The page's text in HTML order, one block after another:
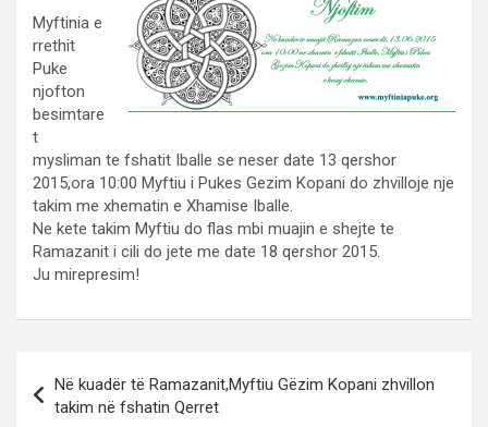
Myftinia e
rrethit
Puke
njofton
besimtare
t
mysliman te fshatit Iballe se neser date 13 qershor
2015,ora 10:00 Myftiu i Pukes Gezim Kopani do zhvilloje nje
takim me xhematin e Xhamise Iballe.
Ne kete takim Myftiu do flas mbi muajin e shejte te
Ramazanit i cili do jete me date 18 qershor 2015.
Ju mirepresim!
navigation
Në kuadër të Ramazanit,Myftiu Gëzim Kopani zhvillon
takim në fshatin Qerret